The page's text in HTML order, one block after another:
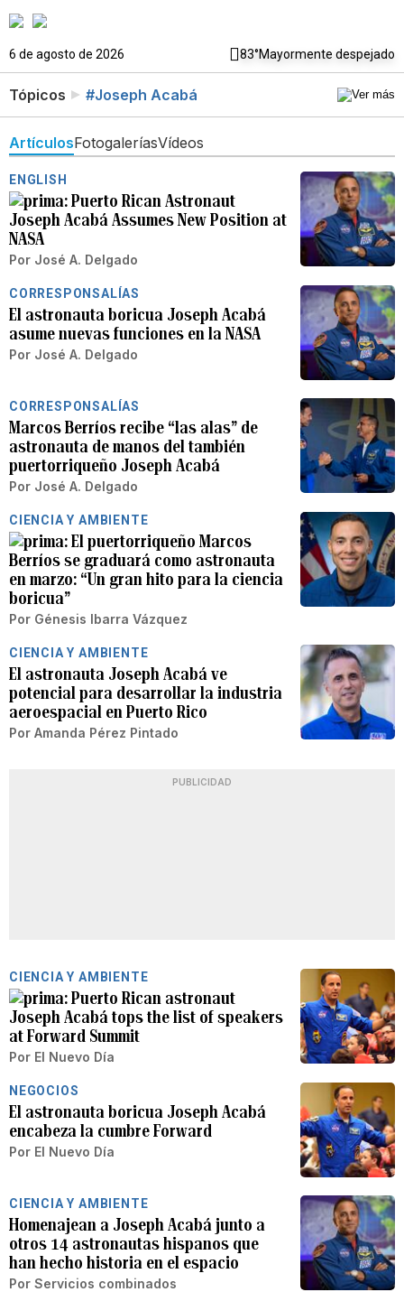
6 de agosto de 2026 83°Mayormente despejado
Tópicos #Joseph Acabá
ArtículosFotogaleríasVídeos
ENGLISH
Puerto Rican Astronaut
Joseph Acabá Assumes New Position at
NASA
Por José A. Delgado
CORRESPONSALÍAS
El astronauta boricua Joseph Acabá
asume nuevas funciones en la NASA
Por José A. Delgado
CORRESPONSALÍAS
Marcos Berríos recibe “las alas” de
astronauta de manos del también
puertorriqueño Joseph Acabá
Por José A. Delgado
CIENCIA Y AMBIENTE
El puertorriqueño Marcos
Berríos se graduará como astronauta
en marzo: “Un gran hito para la ciencia
boricua”
Por Génesis Ibarra Vázquez
CIENCIA Y AMBIENTE
El astronauta Joseph Acabá ve
potencial para desarrollar la industria
aeroespacial en Puerto Rico
Por Amanda Pérez Pintado
PUBLICIDAD
CIENCIA Y AMBIENTE
Puerto Rican astronaut
Joseph Acabá tops the list of speakers
at Forward Summit
Por El Nuevo Día
NEGOCIOS
El astronauta boricua Joseph Acabá
encabeza la cumbre Forward
Por El Nuevo Día
CIENCIA Y AMBIENTE
Homenajean a Joseph Acabá junto a
otros 14 astronautas hispanos que
han hecho historia en el espacio
Por Servicios combinados